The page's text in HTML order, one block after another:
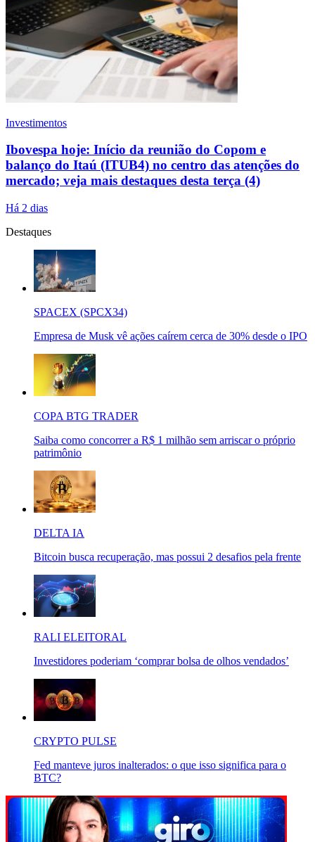
Investimentos
Ibovespa hoje: Início da reunião do Copom e
balanço do Itaú (ITUB4) no centro das atenções do
mercado; veja mais destaques desta terça (4)
Há 2 dias
Destaques
SPACEX (SPCX34)
Empresa de Musk vê ações caírem cerca de 30% desde o IPO
COPA BTG TRADER
Saiba como concorrer a R$ 1 milhão sem arriscar o próprio
patrimônio
DELTA IA
Bitcoin busca recuperação, mas possui 2 desafios pela frente
RALI ELEITORAL
Investidores poderiam ‘comprar bolsa de olhos vendados’
CRYPTO PULSE
Fed manteve juros inalterados: o que isso significa para o
BTC?